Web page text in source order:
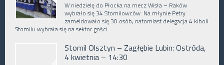
W niedzielę do Płocka na mecz Wisła – Raków
wybrało się 34 Stomilowców. Na młynie Petry
zameldowało się 30 osób, natomiast delegacja 4 kiboli
Stomilu wybrała się na sektor gości.
Stomil Olsztyn – Zagłębie Lubin: Ostróda,
4 kwietnia – 14:30